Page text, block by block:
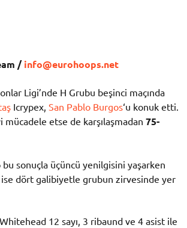
/info@eurohoops.net
Ligi’nde H Grubu beşinci maçında
Icrypex, San Pablo Burgos‘u konuk etti.
mücadele etse de karşılaşmadan 75-
bu sonuçla üçüncü yenilgisini yaşarken
ise dört galibiyetle grubun zirvesinde yer
12 sayı, 3 ribaund ve 4 asist ile